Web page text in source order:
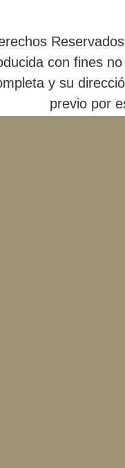
con fines
y su
previo por